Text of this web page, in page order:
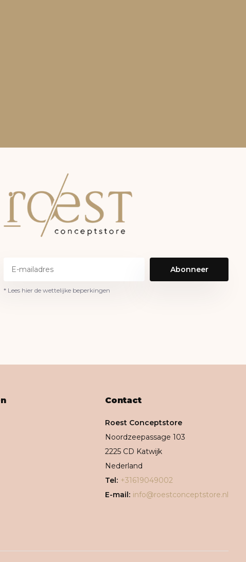
Abonneer
* Lees hier de wettelijke beperkingen
Contact
Roest Conceptstore
Noordzeepassage 103
2225 CD Katwijk
Nederland
Tel: +31619049002
E-mail: info@roestconceptstore.nl